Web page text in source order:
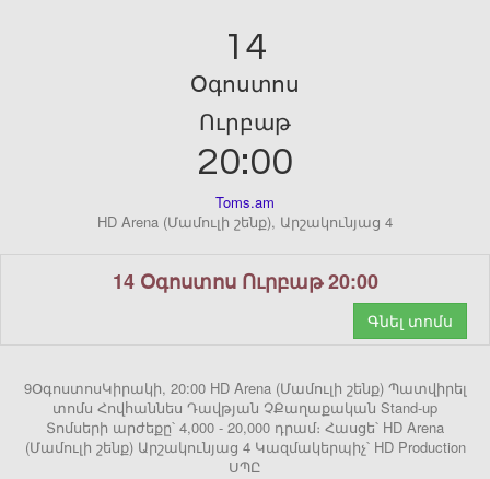
14
Օգոստոս
Ուրբաթ
20:00
Toms.am
HD Arena (Մամուլի շենք), Արշակունյաց 4
14 Օգոստոս Ուրբաթ 20:00
Գնել տոմս
9ՕգոստոսԿիրակի, 20:00 HD Arena (Մամուլի շենք) Պատվիրել
տոմս Հովհաննես Դավթյան ՉՔաղաքական Stand-up
Տոմսերի արժեքը՝ 4,000 - 20,000 դրամ։ Հասցե՝ HD Arena
(Մամուլի շենք) Արշակունյաց 4 Կազմակերպիչ՝ HD Production
ՍՊԸ